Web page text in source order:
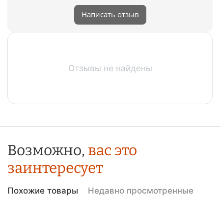
Написать отзыв
Отзывы не найдены
Возможно, вас это
заинтересует
Похожие товары Недавно просмотренные